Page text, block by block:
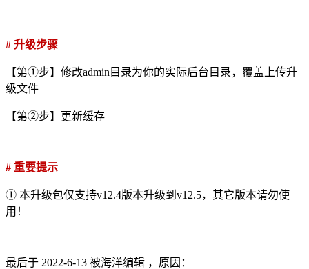
# 升级步骤
【第①步】修改admin目录为你的实际后台目录，覆盖上传升
级文件
【第②步】更新缓存
# 重要提示
① 本升级包仅支持v12.4版本升级到v12.5，其它版本请勿使
用！
最后于 2022-6-13 被海洋编辑 ，原因：